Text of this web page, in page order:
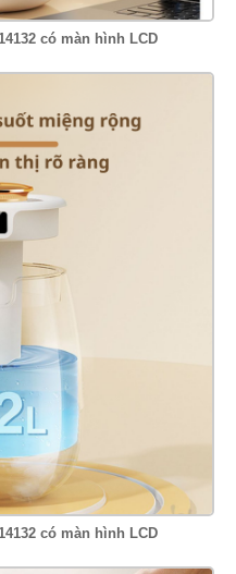
có màn hình LCD
có màn hình LCD